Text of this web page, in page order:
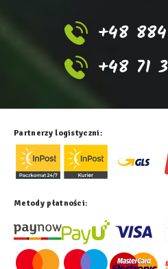
+48
+48 71
Partnerzy logistyczni:
Metody płatności: